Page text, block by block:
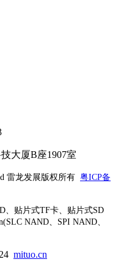
大厦B座1907室
雷龙发展版权所有 粤ICP备
、贴片式TF卡、贴片式SD
NAND、SPI NAND、
mituo.cn